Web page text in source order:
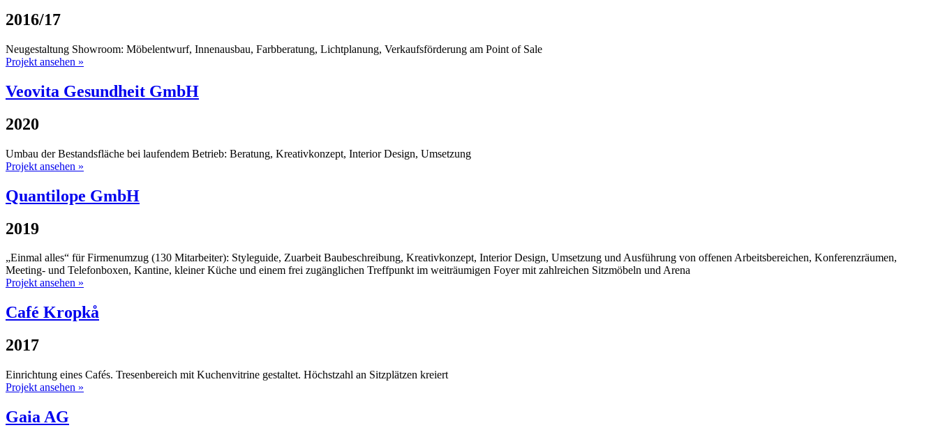
2016/17
Neugestaltung Showroom: Möbelentwurf, Innenausbau, Farbberatung, Lichtplanung, Verkaufsförderung am Point of Sale
Projekt ansehen »
Veovita Gesundheit GmbH
2020
Umbau der Bestandsfläche bei laufendem Betrieb: Beratung, Kreativkonzept, Interior Design, Umsetzung
Projekt ansehen »
Quantilope GmbH
2019
„Einmal alles“ für Firmenumzug (130 Mitarbeiter): Styleguide, Zuarbeit Baubeschreibung, Kreativkonzept, Interior Design, Umsetzung und Ausführung von offenen Arbeitsbereichen, Konferenzräumen,
Meeting- und Telefonboxen, Kantine, kleiner Küche und einem frei zugänglichen Treffpunkt im weiträumigen Foyer mit zahlreichen Sitzmöbeln und Arena
Projekt ansehen »
Café Kropkå
2017
Einrichtung eines Cafés. Tresenbereich mit Kuchenvitrine gestaltet. Höchstzahl an Sitzplätzen kreiert
Projekt ansehen »
Gaia AG